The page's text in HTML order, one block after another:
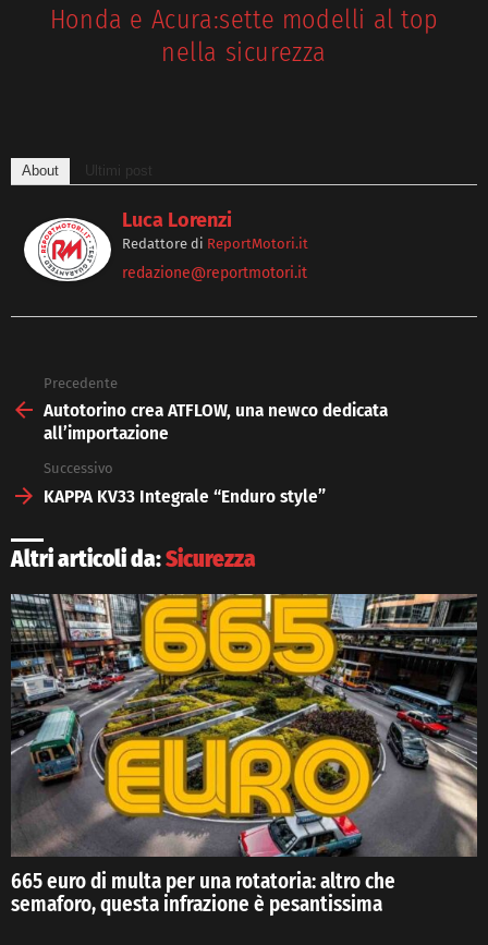
Honda e Acura:sette modelli al top
nella sicurezza
About Ultimi post
Luca Lorenzi
Redattore di ReportMotori.it
redazione@reportmotori.it
more
Precedente
Autotorino crea ATFLOW, una newco dedicata
all’importazione
Successivo
KAPPA KV33 Integrale “Enduro style”
Altri articoli da:Sicurezza
665 euro di multa per una rotatoria: altro che
semaforo, questa infrazione è pesantissima